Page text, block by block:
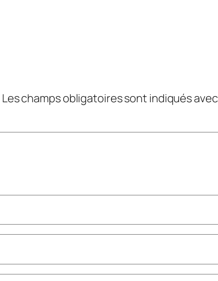
Les champs obligatoires sont indiqués